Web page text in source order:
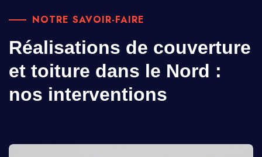
NOTRE SAVOIR-FAIRE
Réalisations de couverture
et toiture dans le Nord :
nos interventions